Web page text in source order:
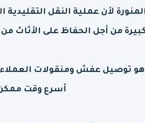
لأن عملية النقل
من أجل الحفاظ على الأثاث
هو توصيل عفش ومنقولات العملاء
أسرع وقت